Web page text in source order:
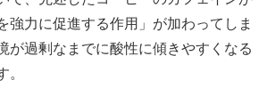
強力に促進する作用」が加わってしま
が過剰なまでに酸性に傾きやすくなる
。